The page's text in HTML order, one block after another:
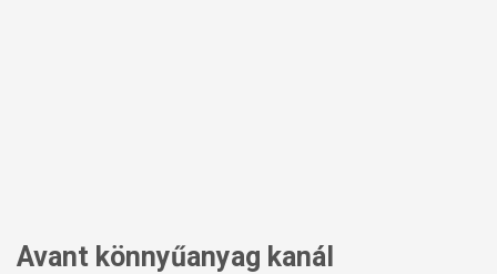
Avant könnyűanyag kanál